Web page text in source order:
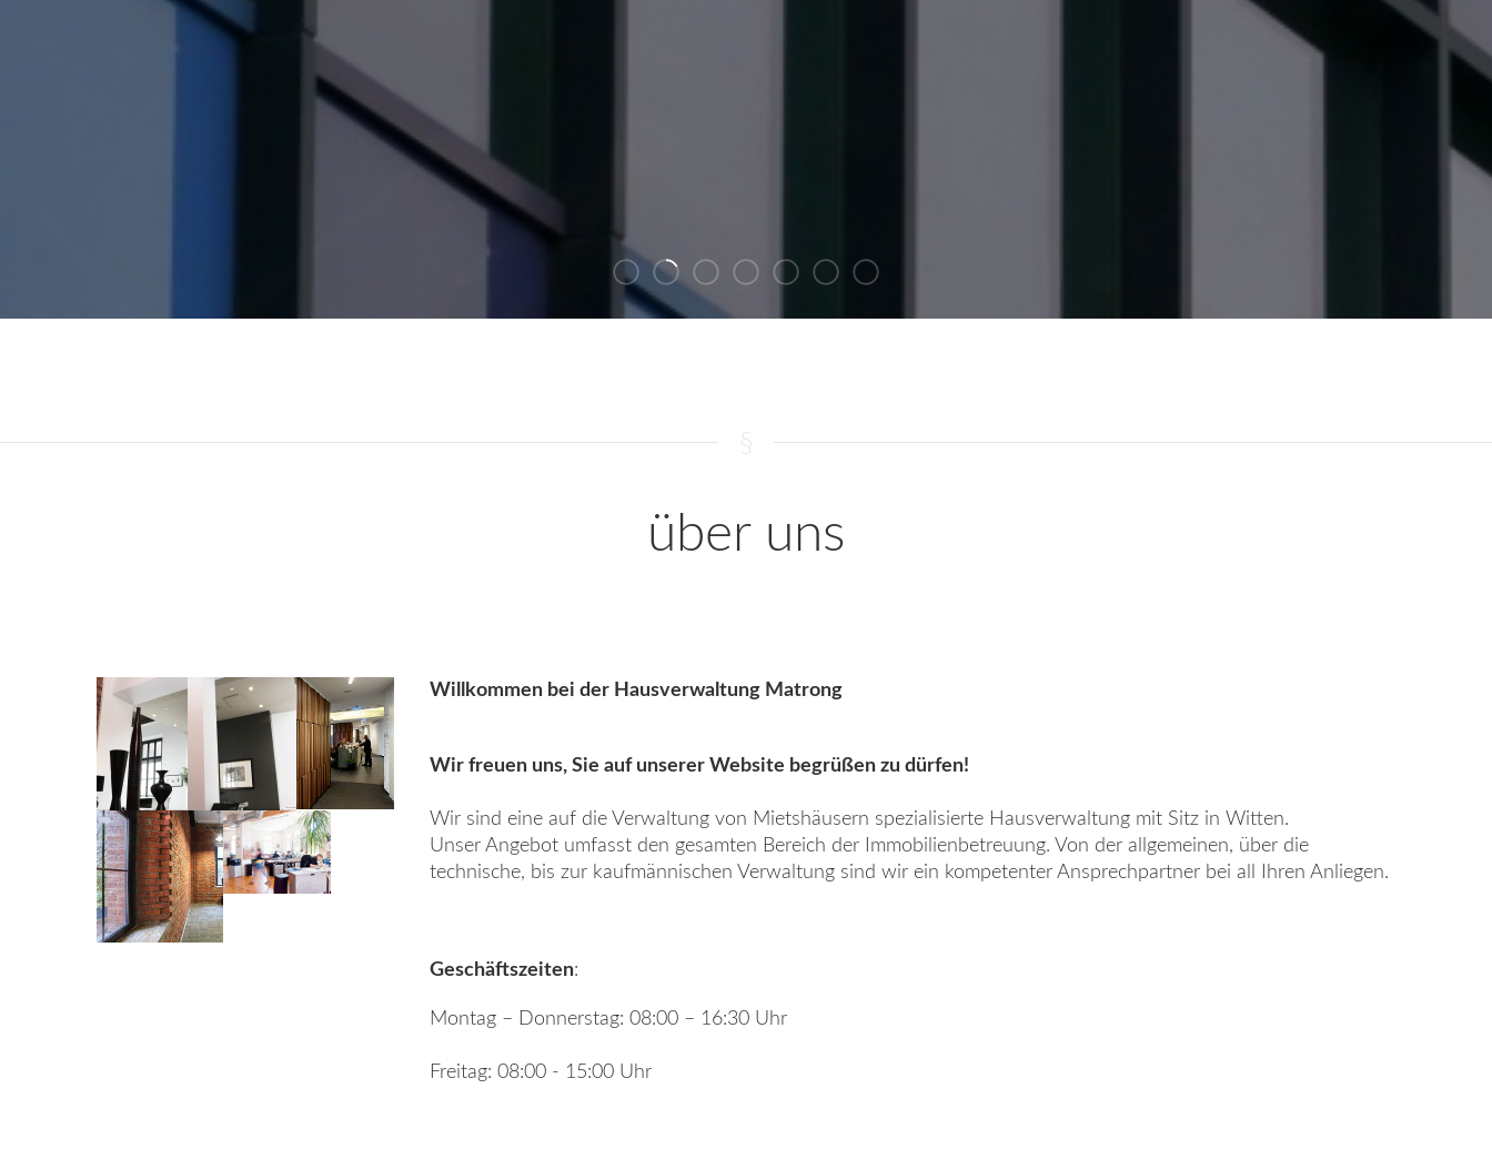
§
über uns
Willkommen bei der Hausverwaltung Matrong
Wir freuen uns, Sie auf unserer Website begrüßen zu dürfen!
Wir sind eine auf die Verwaltung von Mietshäusern spezialisierte Hausverwaltung mit Sitz in Witten.
Unser Angebot umfasst den gesamten Bereich der Immobilienbetreuung. Von der allgemeinen, über die
technische, bis zur kaufmännischen Verwaltung sind wir ein kompetenter Ansprechpartner bei all Ihren Anliegen.
Geschäftszeiten:
Montag – Donnerstag: 08:00 – 16:30 Uhr
Freitag: 08:00 - 15:00 Uhr